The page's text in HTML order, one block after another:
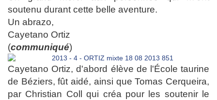
soutenu durant cette belle aventure.
Un abrazo,
Cayetano Ortiz
(communiqué)
Cayetano Ortiz, d'abord élève de l'École taurine
de Béziers, fût aidé, ainsi que Tomas Cerqueira,
par Christian Coll qui créa pour les soutenir le